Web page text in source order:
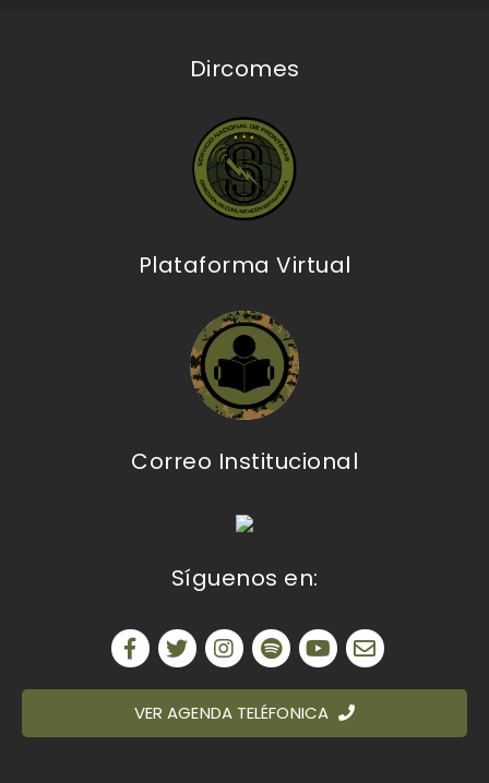
Dircomes
Plataforma Virtual
Correo Institucional
Síguenos en:
VER AGENDA TELÉFONICA